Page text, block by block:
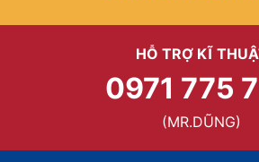
HỖ TRỢ KĨ
0971 775
(MR.DŨNG)